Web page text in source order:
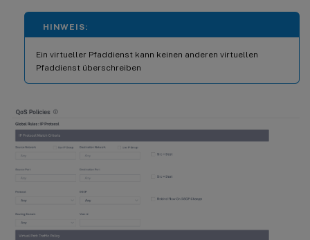
HINWEIS:
Ein virtueller Pfaddienst kann keinen anderen virtuellen
Pfaddienst überschreiben